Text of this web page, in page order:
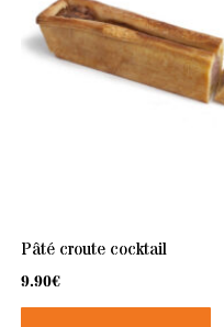
Pâté croute cocktail
9.90€